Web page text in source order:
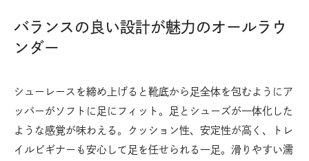
バランスの良い設計が魅力のオールラウ
ンダー
シューレースを締め上げると靴底から足全体を包むようにア
ッパーがソフトに足にフィット。足とシューズが一体化した
ような感覚が味わえる。クッション性、安定性が高く、トレ
イルビギナーも安心して足を任せられる一足。滑りやすい濡